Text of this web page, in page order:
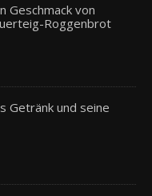
Geschmack von
Roggenbrot
Getränk und seine